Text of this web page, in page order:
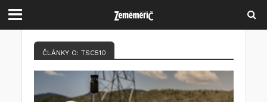
ČLÁNKY O: TSC510